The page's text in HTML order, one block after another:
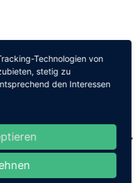
Leistungen beim
fand am Donnerstag,
der Grundschule
Schneider, die es ermöglicht hat,
Gastes stattfinden konnte. Der
für diesen besonderen
Technologien von
stetig zu
den Interessen